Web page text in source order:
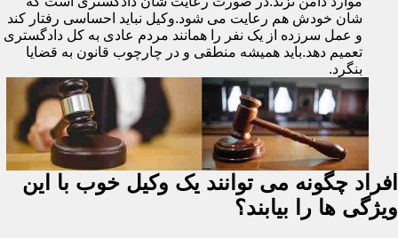
شان خودش هم رعایت می شود.وکیل نباید احساسی رفتار کند
و عمل سرزده از یک نفر را همانند مردم عادی به کل دادگستری
تعمیم دهد.باید همیشه منطقی و در چارچوب قانون به قضایا
بنگرد.
افراد چگونه می توانند یک وکیل خوب با این
ویژگی ها را بیابند؟